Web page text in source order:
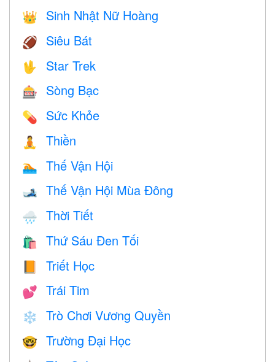
👑 Sinh Nhật Nữ Hoàng
🏈 Siêu Bát
🖖 Star Trek
🎰 Sòng Bạc
💊 Sức Khỏe
🧘 Thiền
🏊 Thế Vận Hội
🎿 Thế Vận Hội Mùa Đông
🌧 Thời Tiết
🛍 Thứ Sáu Đen Tối
Triết Học
💕 Trái Tim
❄️ Trò Chơi Vương Quyền
🤓 Trường Đại Học